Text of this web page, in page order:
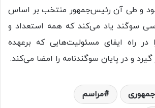
و طی آن رئیس‌جمهور منتخب بر اساس
اساسی سوگند یاد می‌کند که همه استعداد و
راه ایفای مسئولیت‌هایی که برعهده
و در پایان سوگندنامه را امضا می‌کند.
مراسم